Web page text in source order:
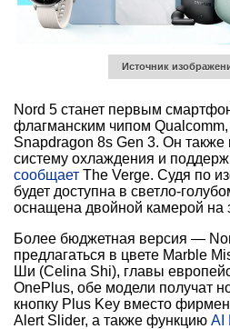
Источник
Nord 5 станет первым
флагманским чипом
Snapdragon 8s Gen 3. Он
систему охлаждения и
сообщает The Verge. Судя по
будет доступна в светло-
оснащена двойной камерой на
Более бюджетная версия —
предлагаться в цвете Marble
Ши (Celina Shi), главы
OnePlus, обе модели получат
кнопку Plus Key вместо
Alert Slider, а также функцию AI